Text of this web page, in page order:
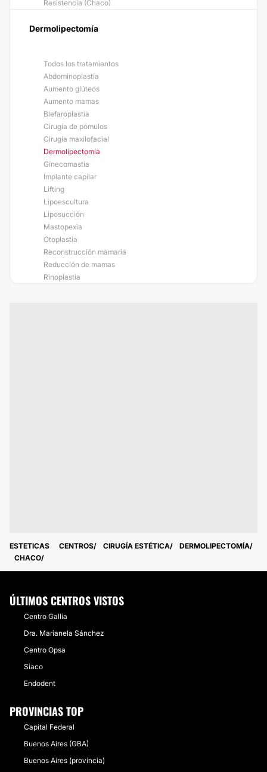
Resistencia (Chaco)
Dermolipectomía
Todos los tratamientos
Abdominoplastía
Aumento glúteos
Aumento mamas
Blefaroplastia
Cirugía de pómulos
Cirugía maxilofacial
Dermolipectomía
Ginecomastia
Implante capilar
Lifting
Lipoescultura
Liposucción
Mastopexia
Otoplastia
Reconstrucción mamaria
Reducción de mamas
Rinoplastia
ESTETICAS CENTROS CIRUGÍA ESTÉTICA
DERMOLIPECTOMÍA
CHACO
ÚLTIMOS CENTROS VISTOS
Centro Gallia
Dra. Marianela Sánchez
Centro Opsa
Siaco
Endodent
PROVINCIAS TOP
Capital Federal
Buenos Aires (GBA)
Buenos Aires (provincia)